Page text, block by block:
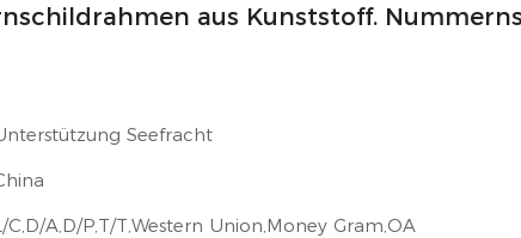
aus Kunststoff.
Seefracht
C,D/A,D/P,T/T,Western Union,Money Gram,OA